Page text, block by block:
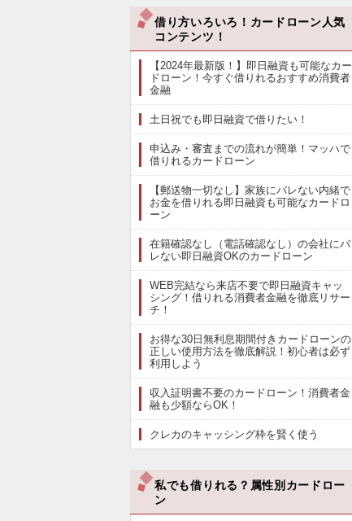
借り方いろいろ！カードローン人気
コンテンツ！
【2024年最新版！】即日融資も可能なカー
ドローン！今すぐ借りれるおすすめ消費者
金融
土日祝でも即日融資で借りたい！
申込み・審査までの流れが簡単！マッハで
借りれるカードローン
【郵送物一切なし】家族にバレない内緒で
お金を借りれる即日融資も可能なカードロ
ーン
在籍確認なし（電話確認なし）の会社にバ
レない即日融資OKのカードローン
WEB完結なら来店不要で即日融資キャッ
シング！借りれる消費者金融を徹底リサー
チ！
お得な30日無利息期間付きカードローンの
正しい使用方法を徹底解説！初心者は必ず
利用しよう
収入証明書不要のカードローン！消費者金
融も少額ならOK！
クレカのキャッシング枠を賢く使う
私でも借りれる？属性別カードロー
ン